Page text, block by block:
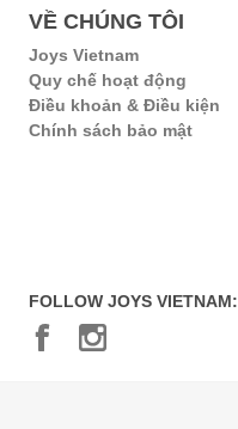
VỀ CHÚNG TÔI
Joys Vietnam
Quy chế hoạt động
Điều khoản & Điều kiện
Chính sách bảo mật
FOLLOW JOYS VIETNAM: